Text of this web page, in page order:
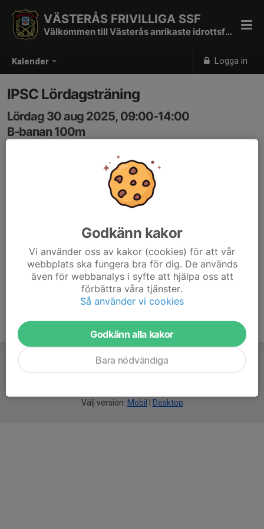
Kalender Logga in
VÄSTERÅS FRIVILLIGA SSF
Välkommen till Västerås anrikaste idrottsförening
IPSC Lördagsträning
Lördag 30 aug 2025, 09:00-14:00
B-banan 100m
Välj version: Mobil Desktop
Godkänn kakor
Vi använder oss av kakor (cookies) för att vår
webbplats ska fungera bra för dig. De används
även för webbanalys i syfte att hjälpa oss att
förbättra våra tjänster.
Så använder vi cookies
Godkänn alla kakor
Bara nödvändiga